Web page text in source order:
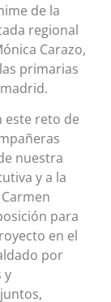
de la
regional
Carazo,
primarias
este reto de
nuestra
y a la
para
en el
por
y